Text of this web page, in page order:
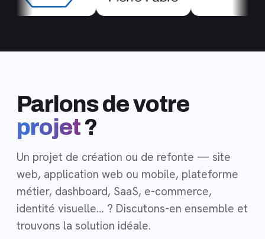
Parlons de votre
projet?
Un projet de création ou de refonte — site
web, application web ou mobile, plateforme
métier, dashboard, SaaS, e-commerce,
identité visuelle… ? Discutons-en ensemble et
trouvons la solution idéale.